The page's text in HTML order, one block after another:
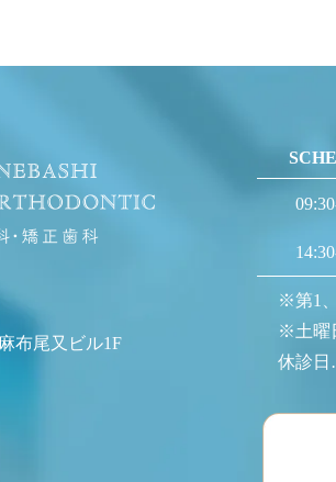
布尾又ビル1F
※第1
※土曜
休診日